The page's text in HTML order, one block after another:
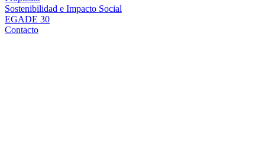
Sostenibilidad e Impacto Social
EGADE 30
Contacto